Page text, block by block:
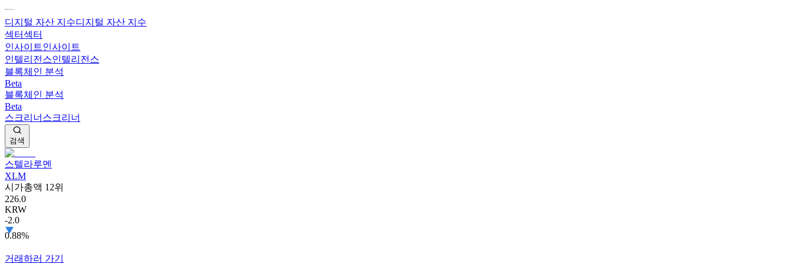
디지털 자산 지수디지털 자산 지수
섹터섹터
인사이트인사이트
인텔리전스인텔리전스
블록체인 분석
Beta
블록체인 분석
Beta
스크리너 스크리너
검색
스텔라루멘
XLM
시가총액 12위
226.0
KRW
-2.0
0.88%
거래하러 가기